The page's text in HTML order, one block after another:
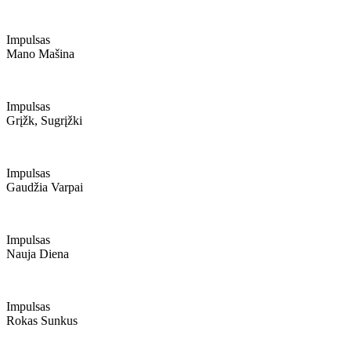
Impulsas
Mano Mašina
Impulsas
Grįžk, Sugrįžki
Impulsas
Gaudžia Varpai
Impulsas
Nauja Diena
Impulsas
Rokas Sunkus